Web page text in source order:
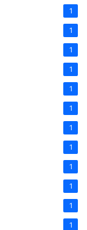
1
1
1
1
1
1
1
1
1
1
1
1